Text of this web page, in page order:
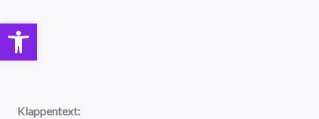
Open toolbar
Klappentext: